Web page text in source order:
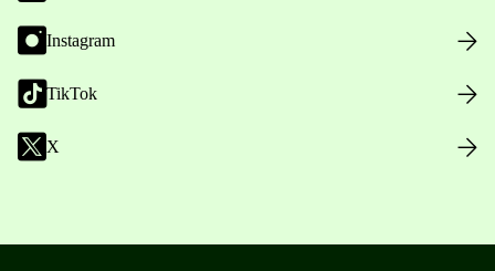
Instagram
TikTok
X